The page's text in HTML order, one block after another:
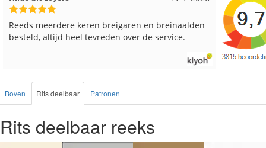
Snelle levering en keurig verpakt. Top. Goed
Boven Rits deelbaar Patronen
Rits deelbaar reeks